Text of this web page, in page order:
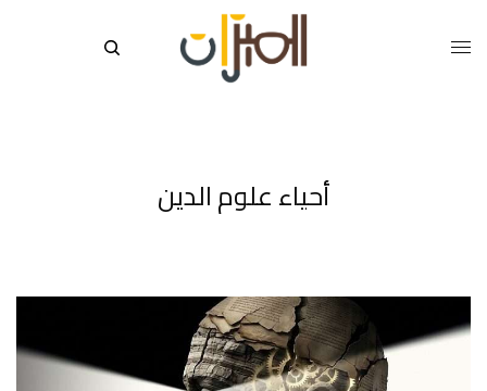
أحياء علوم الدين